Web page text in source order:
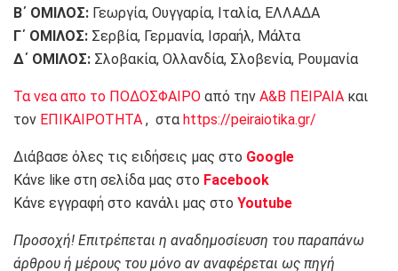
Β΄ ΟΜΙΛΟΣ: Γεωργία, Ουγγαρία, Ιταλία, ΕΛΛΑΔΑ
Γ΄ ΟΜΙΛΟΣ: Σερβία, Γερμανία, Ισραήλ, Μάλτα
Δ΄ ΟΜΙΛΟΣ: Σλοβακία, Ολλανδία, Σλοβενία, Ρουμανία
Τα νεα απο το ΠΟΔΟΣΦΑΙΡΟ από την Α&Β ΠΕΙΡΑΙΑ και
τον ΕΠΙΚΑΙΡΟΤΗΤΑ , στα https://peiraiotika.gr/
Διάβασε όλες τις ειδήσεις μας στο Google
Κάνε like στη σελίδα μας στο Facebook
Κάνε εγγραφή στο κανάλι μας στο Youtube
Προσοχή! Επιτρέπεται η αναδημοσίευση του παραπάνω
άρθρου ή μέρους του μόνο αν αναφέρεται ως πηγή